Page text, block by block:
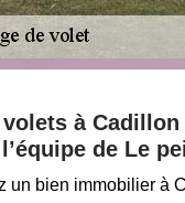
à Cadillon
de Le
un bien immobilier à